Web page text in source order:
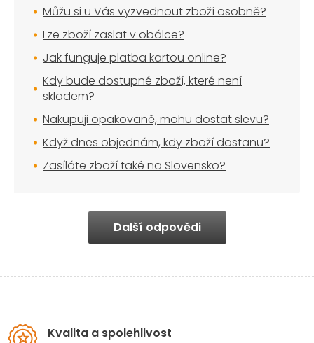
Můžu si u Vás vyzvednout zboží osobně?
Lze zboží zaslat v obálce?
Jak funguje platba kartou online?
Kdy bude dostupné zboží, které není
skladem?
Nakupuji opakovaně, mohu dostat slevu?
Když dnes objednám, kdy zboží dostanu?
Zasíláte zboží také na Slovensko?
Další odpovědi
Kvalita a spolehlivost